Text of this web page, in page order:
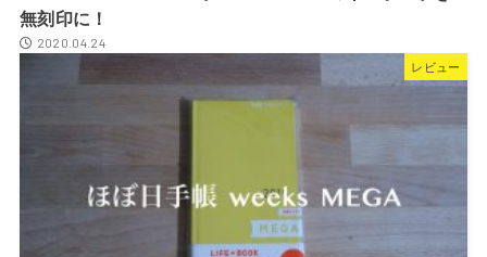
無刻印に！
2020.04.24
レビュー